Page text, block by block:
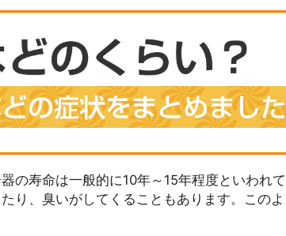
の寿命は一般的に10年～15年程度といわれ
り、臭いがしてくることもあります。この